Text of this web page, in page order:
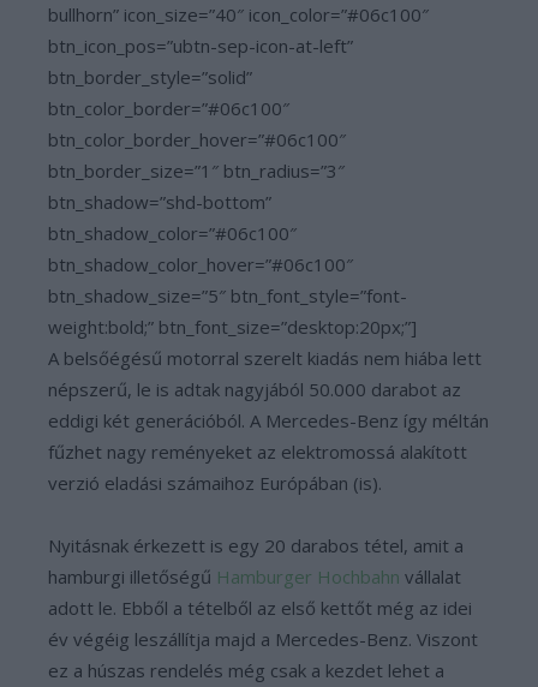
bullhorn” icon_size=”40″ icon_color=”#06c100″
btn_icon_pos=”ubtn-sep-icon-at-left”
btn_border_style=”solid”
btn_color_border=”#06c100″
btn_color_border_hover=”#06c100″
btn_border_size=”1″ btn_radius=”3″
btn_shadow=”shd-bottom”
btn_shadow_color=”#06c100″
btn_shadow_color_hover=”#06c100″
btn_shadow_size=”5″ btn_font_style=”font-
weight:bold;” btn_font_size=”desktop:20px;”]
A belsőégésű motorral szerelt kiadás nem hiába lett
népszerű, le is adtak nagyjából 50.000 darabot az
eddigi két generációból. A Mercedes-Benz így méltán
fűzhet nagy reményeket az elektromossá alakított
verzió eladási számaihoz Európában (is).
Nyitásnak érkezett is egy 20 darabos tétel, amit a
hamburgi illetőségű Hamburger Hochbahn vállalat
adott le. Ebből a tételből az első kettőt még az idei
év végéig leszállítja majd a Mercedes-Benz. Viszont
ez a húszas rendelés még csak a kezdet lehet a